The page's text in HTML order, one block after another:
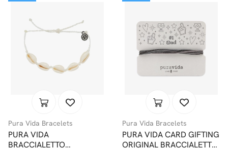
Pura Vida Bracelets
PURA VIDA
BRACCIALETTO
Pura Vida Bracelets
PURA VIDA CARD GIFTING
ORIGINAL BRACCIALETTO